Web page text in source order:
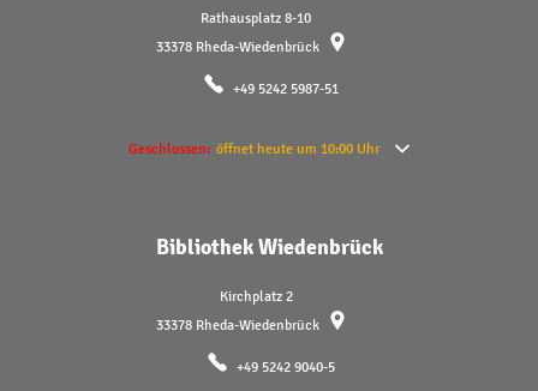
Rathausplatz 8-10
33378 Rheda-Wiedenbrück
+49 5242 5987-51
Klicken, um weitere Öffnungs- oder Schließzeiten auszublenden
Geschlossen: öffnet heute um 10:00 Uhr
Bibliothek Wiedenbrück
Kirchplatz 2
33378 Rheda-Wiedenbrück
+49 5242 9040-5